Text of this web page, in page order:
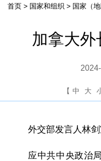
首页 > 国家和组织 > 国家（地
加拿大
【 中 大
外交部发言人林剑
应中共中央政治